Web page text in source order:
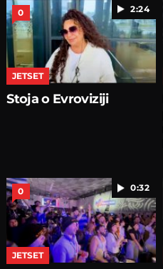
2:24
0
JETSET
Stoja o Evroviziji
0:32
0
JETSET